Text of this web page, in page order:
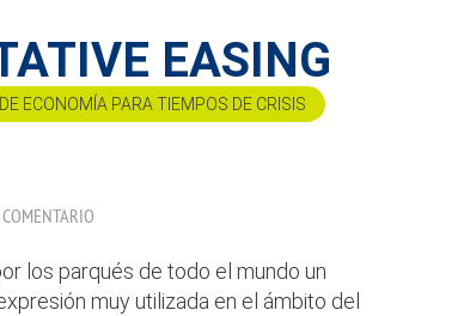
EASING
ECONOMÍA PARA TIEMPOS DE CRISIS
los parqués de todo el mundo un
muy utilizada en el ámbito del